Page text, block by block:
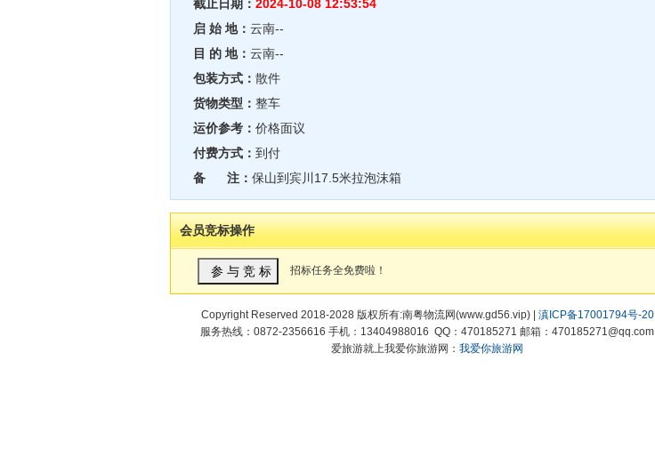
截止日期： 2024-10-08 12:53:54
启 始 地： 云南--
目 的 地： 云南--
包装方式： 散件
货物类型： 整车
运价参考： 价格面议
付费方式： 到付
备 注： 保山到宾川17.5米拉泡沫箱
会员竞标操作
招标任务全免费啦！
Copyright Reserved 2018-2028 版权所有:南粤物流网(www.gd56.vip) | 滇ICP备17001794号-20
服务热线：0872-2356616 手机：13404988016 QQ：470185271 邮箱：470185271@qq.com
爱旅游就上我爱你旅游网： 我爱你旅游网